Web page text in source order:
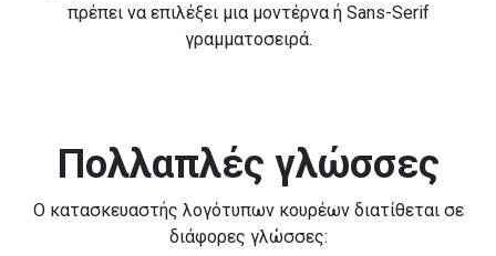
πρέπει να επιλέξει μια μοντέρνα ή Sans-Serif
γραμματοσειρά.
Πολλαπλές γλώσσες
Ο κατασκευαστής λογότυπων κουρέων διατίθεται σε
διάφορες γλώσσες: